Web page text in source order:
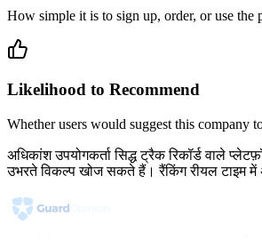
How simple it is to sign up, order, or use the
Likelihood to Recommend
Whether users would suggest this company
अधिकांश उपयोगकर्ता सिद्ध ट्रैक रिकॉर्ड वाले
उभरते विकल्प खोज सकते हैं। रैंकिंग रीयल टाइम में